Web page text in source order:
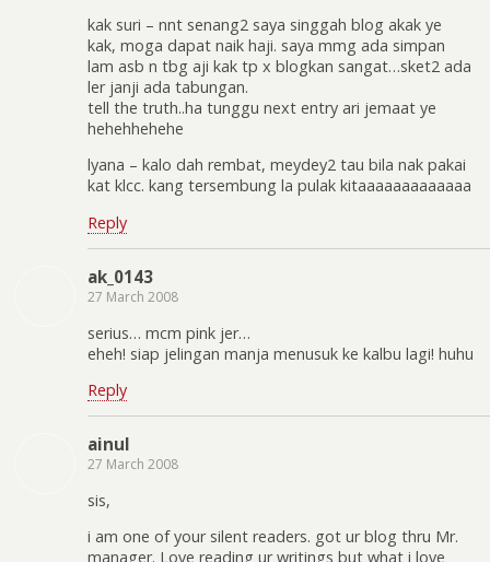
kak suri – nnt senang2 saya singgah blog akak ye
kak, moga dapat naik haji. saya mmg ada simpan
lam asb n tbg aji kak tp x blogkan sangat…sket2 ada
ler janji ada tabungan.
tell the truth..ha tunggu next entry ari jemaat ye
hehehhehehe
lyana – kalo dah rembat, meydey2 tau bila nak pakai
kat klcc. kang tersembung la pulak kitaaaaaaaaaaaaa
Reply
ak_0143
27 March 2008
serius… mcm pink jer…
eheh! siap jelingan manja menusuk ke kalbu lagi! huhu
Reply
ainul
27 March 2008
sis,
i am one of your silent readers. got ur blog thru Mr.
manager. Love reading ur writings but what i love